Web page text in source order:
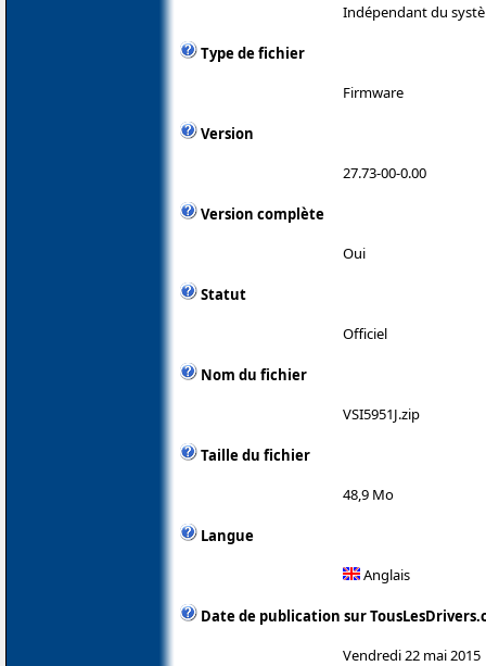
Indépendant du
Type de fichier
Firmware
Version
27.73-00-0.00
Version complète
Oui
Statut
Officiel
Nom du fichier
VSI5951J.zip
Taille du fichier
48,9 Mo
Langue
Anglais
Date de publication sur
Vendredi 22 mai 2015